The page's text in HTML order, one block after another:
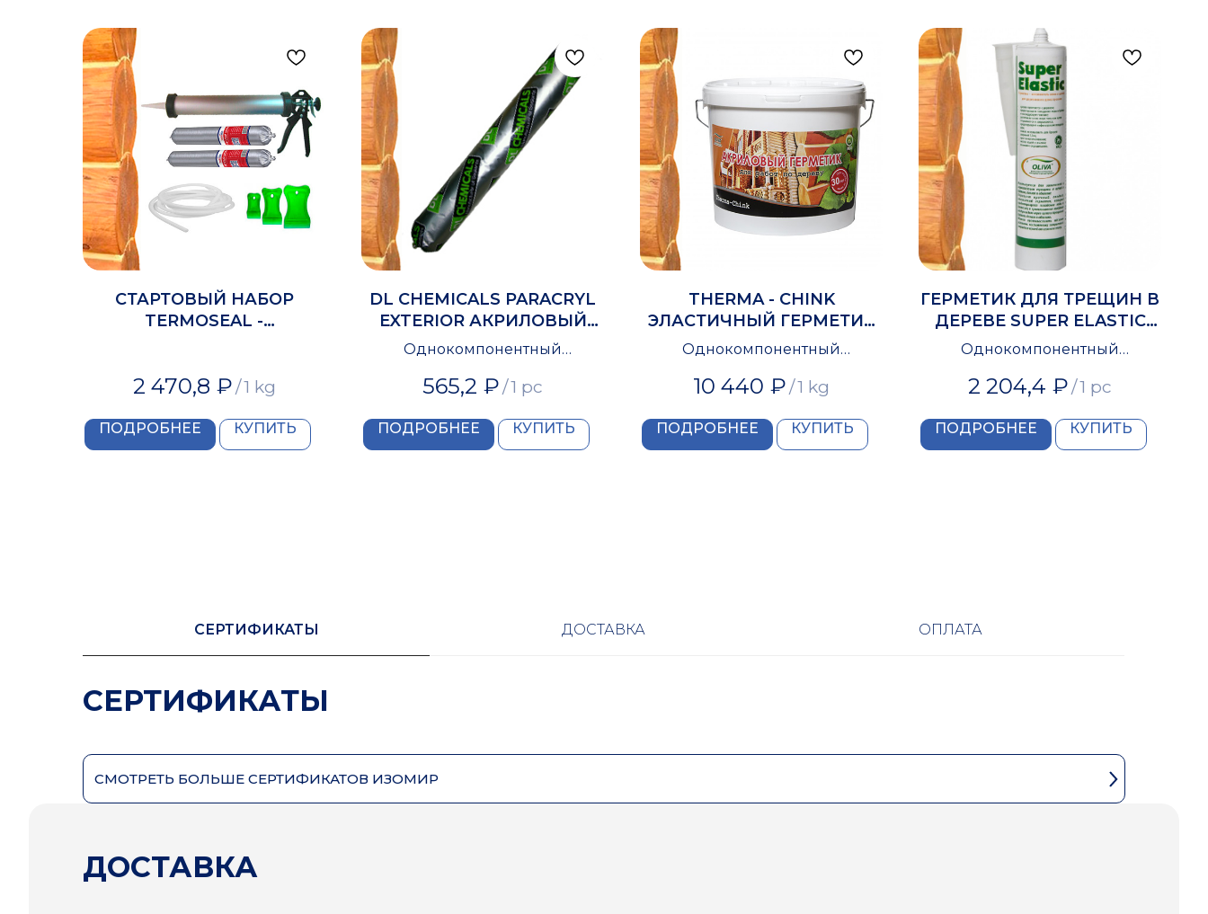
СТАРТОВЫЙ НАБОР
TERMOSEAL -
2 470,8 ₽/1 kg
ПОДРОБНЕЕ КУПИТЬ
DL CHEMICALS PARACRYL
EXTERIOR АКРИЛОВЫЙ
ГЕРМЕТИК 0,6Л
Однокомпонентный
565,2 ₽/1 pc
ПОДРОБНЕЕ КУПИТЬ
THERMA - CHINK
ЭЛАСТИЧНЫЙ ГЕРМЕТИК
ДЛЯ ДЕРЕВА
Однокомпонентный
10 440 ₽/1 kg
ПОДРОБНЕЕ КУПИТЬ
ГЕРМЕТИК ДЛЯ ТРЕЩИН В
ДЕРЕВЕ SUPER ELASTIC
АКЦЕНТ-130
Однокомпонентный
2 204,4 ₽/1 pc
ПОДРОБНЕЕ КУПИТЬ
СЕРТИФИКАТЫ ДОСТАВКА ОПЛАТА
СЕРТИФИКАТЫ
СМОТРЕТЬ БОЛЬШЕ СЕРТИФИКАТОВ ИЗОМИР
ДОСТАВКА